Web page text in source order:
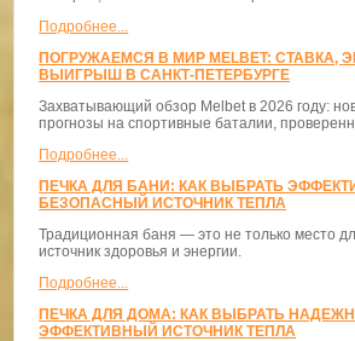
Подробнее...
ПОГРУЖАЕМСЯ В МИР MELBET: СТАВКА,
ВЫИГРЫШ В САНКТ-ПЕТЕРБУРГЕ
Захватывающий обзор Melbet в 2026 году:
прогнозы на спортивные баталии,
Подробнее...
ПЕЧКА ДЛЯ БАНИ: КАК ВЫБРАТЬ
БЕЗОПАСНЫЙ ИСТОЧНИК ТЕПЛА
Традиционная баня — это не только место
источник здоровья и энергии.
Подробнее...
ПЕЧКА ДЛЯ ДОМА: КАК ВЫБРАТЬ
ЭФФЕКТИВНЫЙ ИСТОЧНИК ТЕПЛА